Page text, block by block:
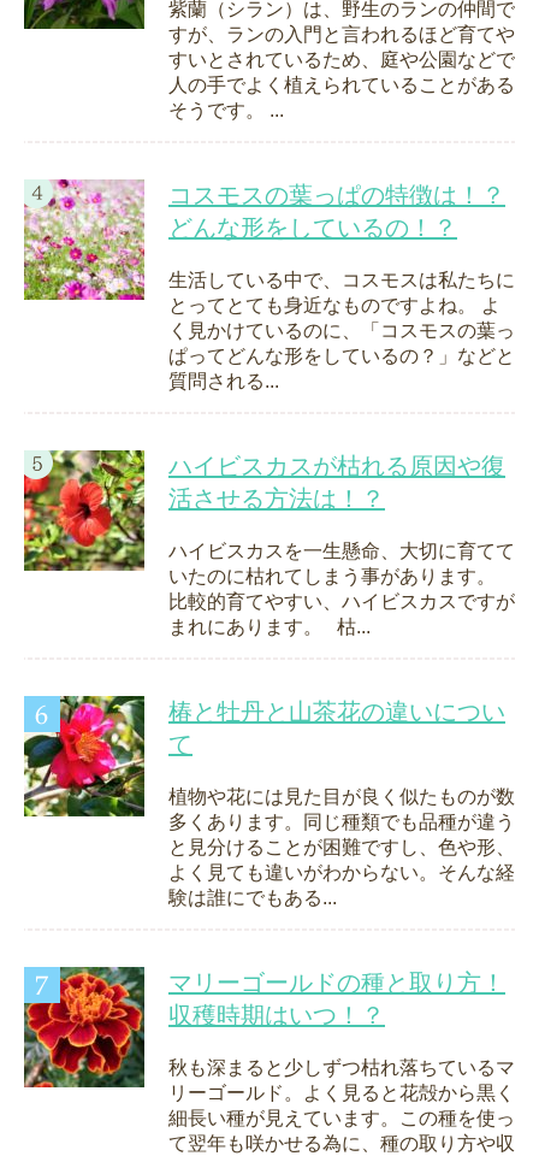
紫蘭（シラン）は、野生のランの仲間で
すが、ランの入門と言われるほど育てや
すいとされているため、庭や公園などで
人の手でよく植えられていることがある
そうです。 ...
コスモスの葉っぱの特徴は！？
どんな形をしているの！？
生活している中で、コスモスは私たちに
とってとても身近なものですよね。 よ
く見かけているのに、「コスモスの葉っ
ぱってどんな形をしているの？」などと
質問される...
ハイビスカスが枯れる原因や復
活させる方法は！？
ハイビスカスを一生懸命、大切に育てて
いたのに枯れてしまう事があります。
比較的育てやすい、ハイビスカスですが
まれにあります。 枯...
椿と牡丹と山茶花の違いについ
て
植物や花には見た目が良く似たものが数
多くあります。同じ種類でも品種が違う
と見分けることが困難ですし、色や形、
よく見ても違いがわからない。そんな経
験は誰にでもある...
マリーゴールドの種と取り方！
収穫時期はいつ！？
秋も深まると少しずつ枯れ落ちているマ
リーゴールド。よく見ると花殻から黒く
細長い種が見えています。この種を使っ
て翌年も咲かせる為に、種の取り方や収